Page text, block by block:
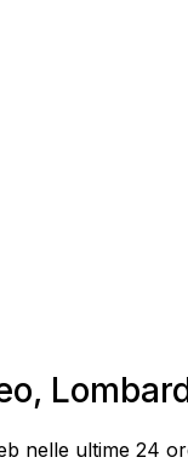
nelle ultime 24